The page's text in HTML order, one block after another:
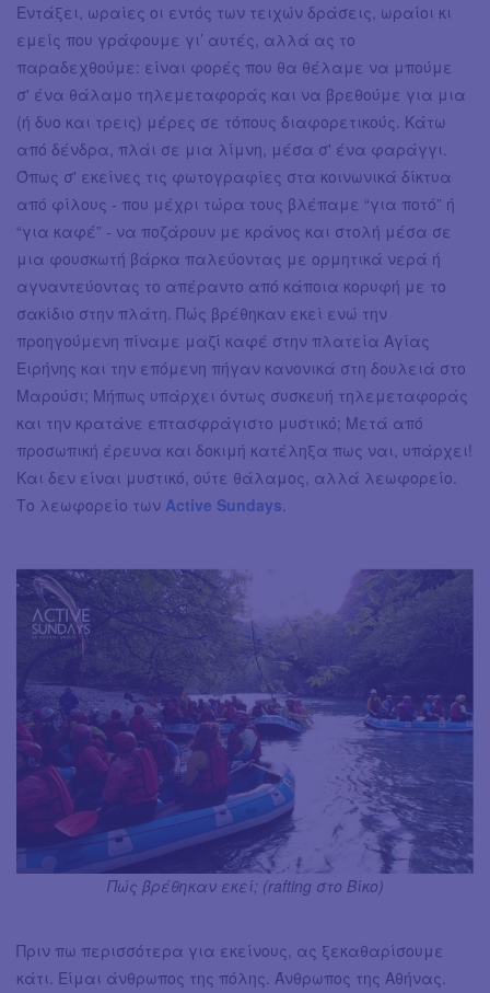
Εντάξει, ωραίες οι εντός των τειχών δράσεις, ωραίοι κι
εμείς που γράφουμε γι’ αυτές, αλλά ας το
παραδεχθούμε: είναι φορές που θα θέλαμε να μπούμε
σ' ένα θάλαμο τηλεμεταφοράς και να βρεθούμε για μια
(ή δυο και τρεις) μέρες σε τόπους διαφορετικούς. Κάτω
από δένδρα, πλάι σε μια λίμνη, μέσα σ' ένα φαράγγι.
Όπως σ' εκείνες τις φωτογραφίες στα κοινωνικά δίκτυα
από φίλους - που μέχρι τώρα τους βλέπαμε “για ποτό” ή
“για καφέ” - να ποζάρουν με κράνος και στολή μέσα σε
μια φουσκωτή βάρκα παλεύοντας με ορμητικά νερά ή
αγναντεύοντας το απέραντο από κάποια κορυφή με το
σακίδιο στην πλάτη. Πώς βρέθηκαν εκεί ενώ την
προηγούμενη πίναμε μαζί καφέ στην πλατεία Αγίας
Ειρήνης και την επόμενη πήγαν κανονικά στη δουλειά στο
Μαρούσι; Μήπως υπάρχει όντως συσκευή τηλεμεταφοράς
και την κρατάνε επτασφράγιστο μυστικό; Μετά από
προσωπική έρευνα και δοκιμή κατέληξα πως ναι, υπάρχει!
Και δεν είναι μυστικό, ούτε θάλαμος, αλλά λεωφορείο.
Το λεωφορείο των Active Sundays.
Πώς βρέθηκαν εκεί; (rafting στο Βίκο)
Πριν πω περισσότερα για εκείνους, ας ξεκαθαρίσουμε
κάτι. Είμαι άνθρωπος της πόλης. Άνθρωπος της Αθήνας.